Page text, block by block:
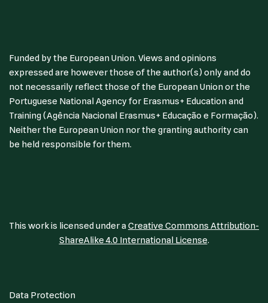
Funded by the European Union. Views and opinions
expressed are however those of the author(s) only and do
not necessarily reflect those of the European Union or the
Portuguese National Agency for Erasmus+ Education and
Training (Agência Nacional Erasmus+ Educação e Formação).
Neither the European Union nor the granting authority can
be held responsible for them.
This work is licensed under aCreative Commons Attribution-
ShareAlike 4.0 International License.
Data Protection